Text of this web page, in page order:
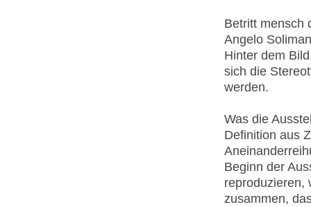
Betritt mensch
Angelo
Hinter dem
sich die
werden.
Was die
Definition aus
Beginn der
reproduzieren,
zusammen,